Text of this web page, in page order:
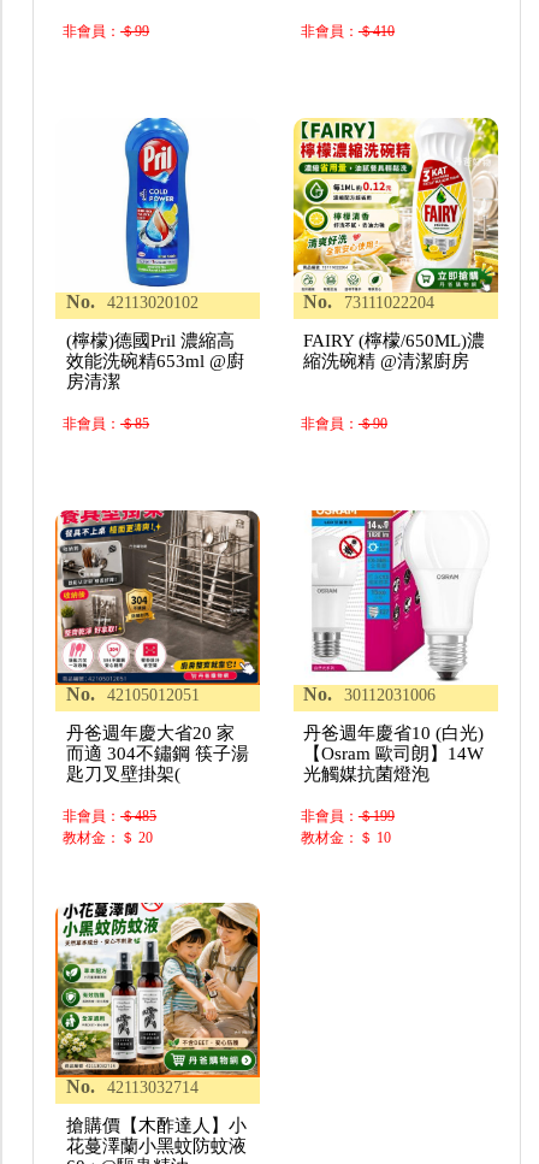
非會員：＄99 非會員：＄410
No. 42113020102
(檸檬)德國Pril 濃縮高
效能洗碗精653ml @廚
房清潔
非會員：＄85
No. 73111022204
FAIRY (檸檬/650ML)濃
縮洗碗精 @清潔廚房
非會員：＄90
No. 42105012051
丹爸週年慶大省20 家
而適 304不鏽鋼 筷子湯
匙刀叉壁掛架(
非會員：＄485
教材金：＄ 20
No. 30112031006
丹爸週年慶省10 (白光)
【Osram 歐司朗】14W
光觸媒抗菌燈泡
非會員：＄199
教材金：＄ 10
No. 42113032714
搶購價【木酢達人】小
花蔓澤蘭小黑蚊防蚊液